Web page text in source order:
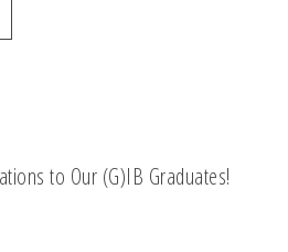
to Our (G)IB Graduates!